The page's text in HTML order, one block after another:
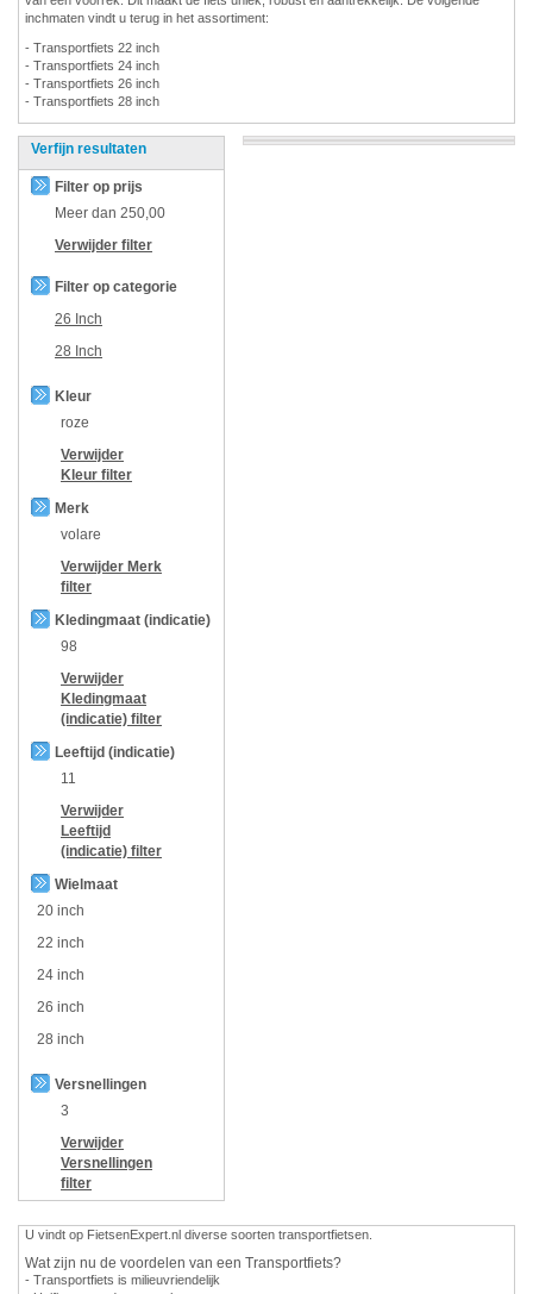
inchmaten vindt u terug in het assortiment:
- Transportfiets 22 inch
- Transportfiets 24 inch
- Transportfiets 26 inch
- Transportfiets 28 inch
Verfijn resultaten
Filter op prijs
Meer dan 250,00
Verwijder filter
Filter op categorie
26 Inch
28 Inch
Kleur
roze
Verwijder
Kleur filter
Merk
volare
Verwijder Merk
filter
Kledingmaat (indicatie)
98
Verwijder
Kledingmaat
(indicatie) filter
Leeftijd (indicatie)
11
Verwijder
Leeftijd
(indicatie) filter
Wielmaat
20 inch
22 inch
24 inch
26 inch
28 inch
Versnellingen
3
Verwijder
Versnellingen
filter
U vindt op FietsenExpert.nl diverse soorten transportfietsen.
Wat zijn nu de voordelen van een Transportfiets?
- Transportfiets is milieuvriendelijk